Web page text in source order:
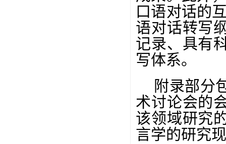
口语对话的
语对话转写
记录、具有
写体系。
附录部分
术讨论会的
该领域研究
言学的研究